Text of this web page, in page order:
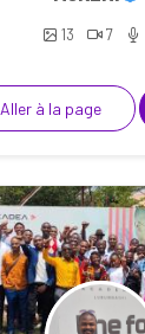
13 7
Aller à la page